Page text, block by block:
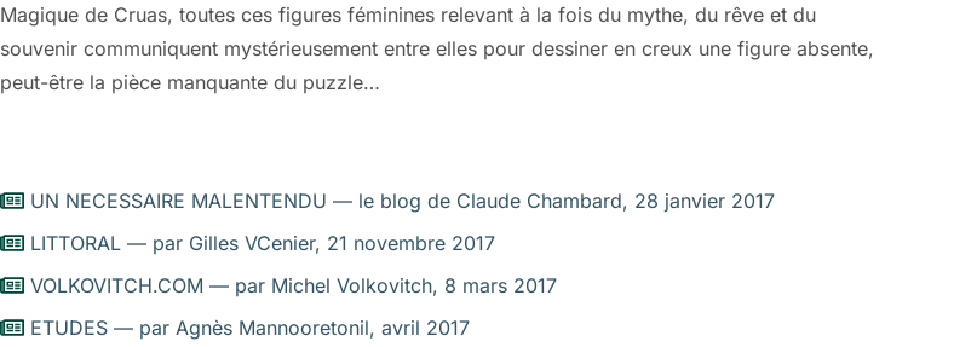
Magique de Cruas, toutes ces figures féminines relevant à la fois du mythe, du rêve et du
souvenir communiquent mystérieusement entre elles pour dessiner en creux une figure absente,
peut-être la pièce manquante du puzzle…
UN NECESSAIRE MALENTENDU — le blog de Claude Chambard, 28 janvier 2017
LITTORAL — par Gilles VCenier, 21 novembre 2017
VOLKOVITCH.COM — par Michel Volkovitch, 8 mars 2017
ETUDES — par Agnès Mannooretonil, avril 2017